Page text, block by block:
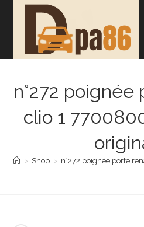
n°272
clio 1
> Shop > n°272 poignée porte